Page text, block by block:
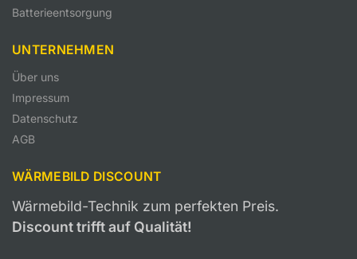
Batterieentsorgung
UNTERNEHMEN
Über uns
Impressum
Datenschutz
AGB
WÄRMEBILD DISCOUNT
Wärmebild-Technik zum perfekten Preis.
Discount trifft auf Qualität!